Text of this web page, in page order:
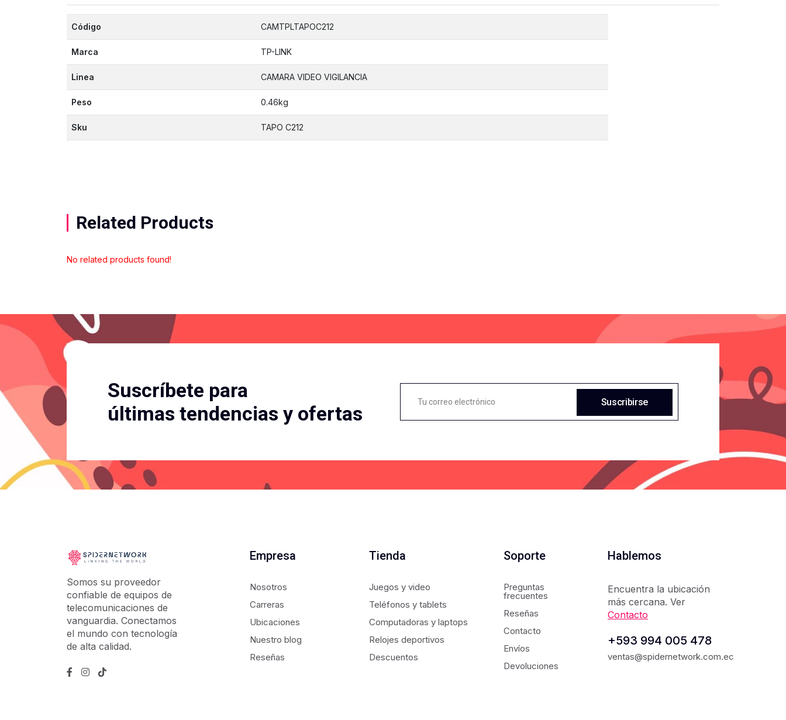
Código CAMTPLTAPOC212
Marca TP-LINK
Linea CAMARA VIDEO VIGILANCIA
Peso 0.46kg
Sku TAPO C212
Related Products
No related products found!
Suscríbete para
últimas tendencias y ofertas
Suscribirse
Somos su proveedor
confiable de equipos de
telecomunicaciones de
vanguardia. Conectamos
el mundo con tecnología
de alta calidad.
Empresa
Nosotros
Carreras
Ubicaciones
Nuestro blog
Reseñas
Tienda
Juegos y video
Teléfonos y tablets
Computadoras y laptops
Relojes deportivos
Descuentos
Soporte
Preguntas
frecuentes
Reseñas
Contacto
Envíos
Devoluciones
Hablemos
Encuentra la ubicación
más cercana. Ver
Contacto
+593 994 005 478
ventas@spidernetwork.com.ec